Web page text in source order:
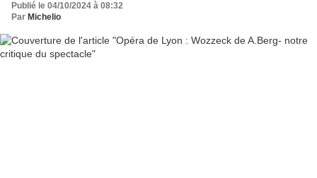
Publié le 04/10/2024 à 08:32
Par Michelio